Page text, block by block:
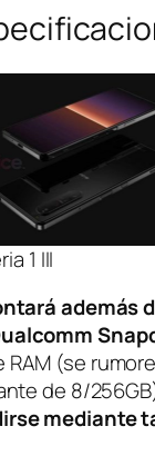
1 III
además
RAM (se
de 8/
mediante